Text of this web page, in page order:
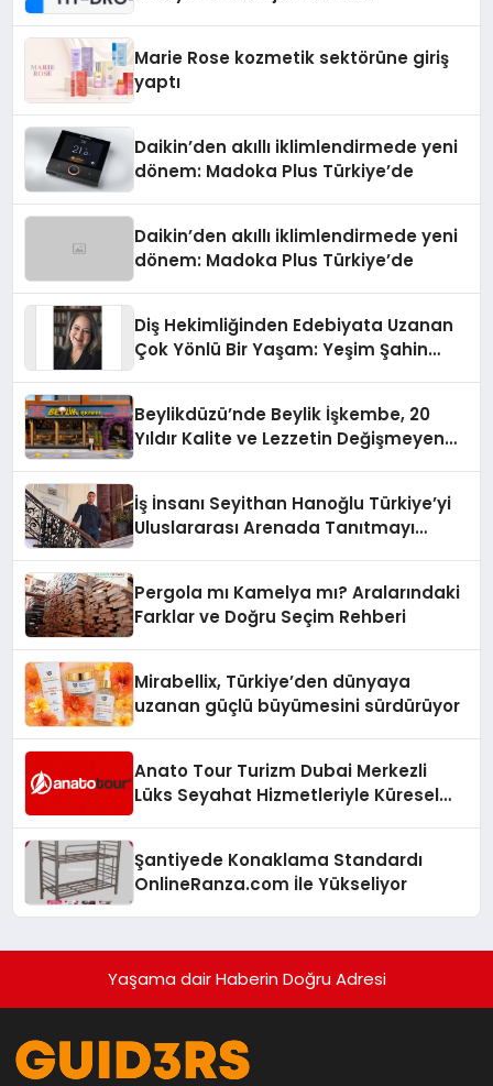
Marie Rose kozmetik sektörüne giriş
yaptı
Daikin’den akıllı iklimlendirmede yeni
dönem: Madoka Plus Türkiye’de
Daikin’den akıllı iklimlendirmede yeni
dönem: Madoka Plus Türkiye’de
Diş Hekimliğinden Edebiyata Uzanan
Çok Yönlü Bir Yaşam: Yeşim Şahin
Beylikdüzü’nde Beylik İşkembe, 20
Yıldır Kalite ve Lezzetin Değişmeyen
İş İnsanı Seyithan Hanoğlu Türkiye’yi
Uluslararası Arenada Tanıtmayı
Pergola mı Kamelya mı? Aralarındaki
Farklar ve Doğru Seçim Rehberi
Mirabellix, Türkiye’den dünyaya
uzanan güçlü büyümesini sürdürüyor
Anato Tour Turizm Dubai Merkezli
Lüks Seyahat Hizmetleriyle Küresel
Şantiyede Konaklama Standardı
OnlineRanza.com İle Yükseliyor
Yaşama dair Haberin Doğru Adresi